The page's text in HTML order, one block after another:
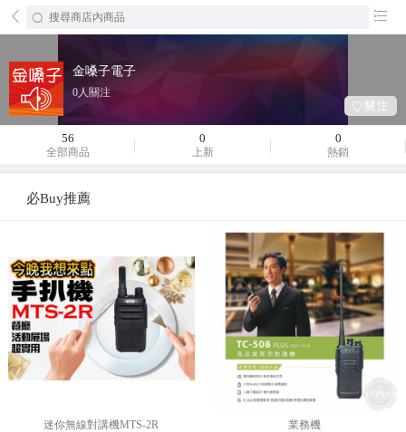
󰄕 󰂦
金嗓子電子
0人關注
󰀾關注
56
全部商品
0
上新
0
熱銷
必Buy推薦
迷你無線對講機MTS-2R 業務機